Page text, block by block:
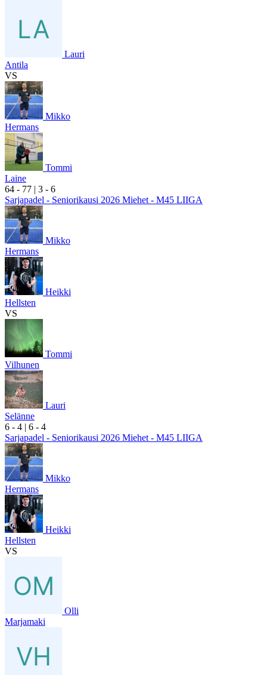
Lauri
Antila
VS
Mikko
Hermans
Tommi
Laine
64 - 77 | 3 - 6
Sarjapadel - Seniorikausi 2026 Miehet - M45 LIIGA
Mikko
Hermans
Heikki
Hellsten
VS
Tommi
Vilhunen
Lauri
Selänne
6 - 4 | 6 - 4
Sarjapadel - Seniorikausi 2026 Miehet - M45 LIIGA
Mikko
Hermans
Heikki
Hellsten
VS
Olli
Marjamaki